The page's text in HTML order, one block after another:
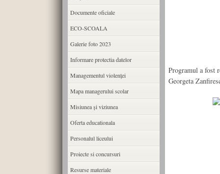
Programul a fost
Georgeta
Documente oficiale
ECO-SCOALA
Galerie foto 2023
Informare protectia datelor
Managementul violenței
Mapa managerului scolar
Misiunea şi viziunea
Oferta educationala
Personalul liceului
Proiecte si concursuri
Resurse materiale